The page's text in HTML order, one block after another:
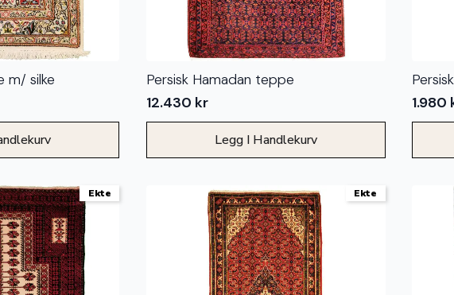
m/ silke Persisk Hamadan teppe
12.430 kr
Legg I Handlekurv
1.980
Ekte Ekte